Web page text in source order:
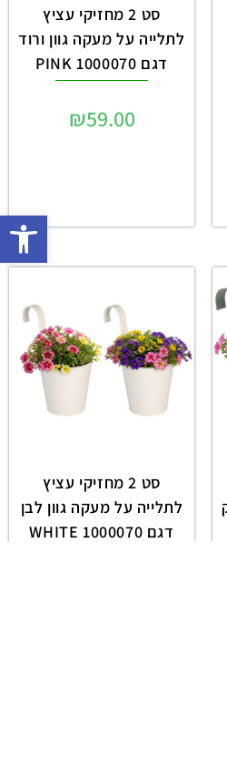
סט 2 מחזיקי עציץ
לתלייה על מעקה גוון ורוד
דגם 1000070 PINK
₪59.00
סט 2 מחזיקי עציץ
לתלייה על מעקה גוון לבן
דגם 1000070 WHITE